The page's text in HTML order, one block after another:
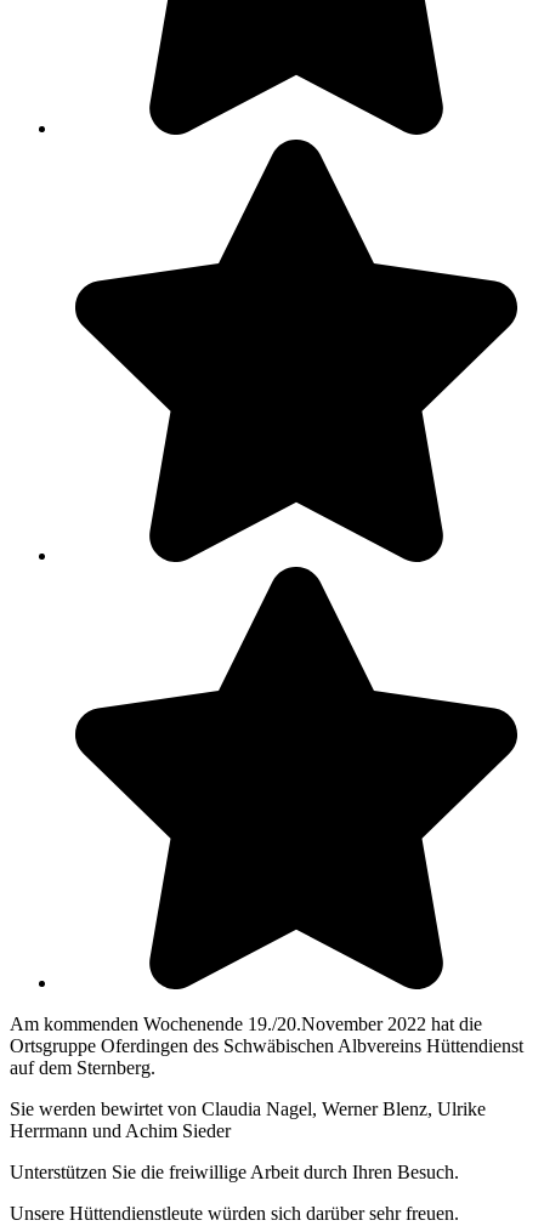
Am kommenden Wochenende 19./20.November 2022 hat die
Ortsgruppe Oferdingen des Schwäbischen Albvereins Hüttendienst
auf dem Sternberg.
Sie werden bewirtet von Claudia Nagel, Werner Blenz, Ulrike
Herrmann und Achim Sieder
Unterstützen Sie die freiwillige Arbeit durch Ihren Besuch.
Unsere Hüttendienstleute würden sich darüber sehr freuen.